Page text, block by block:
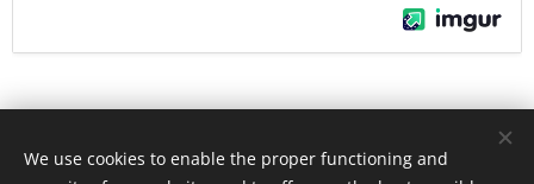
We use cookies to enable the proper functioning and